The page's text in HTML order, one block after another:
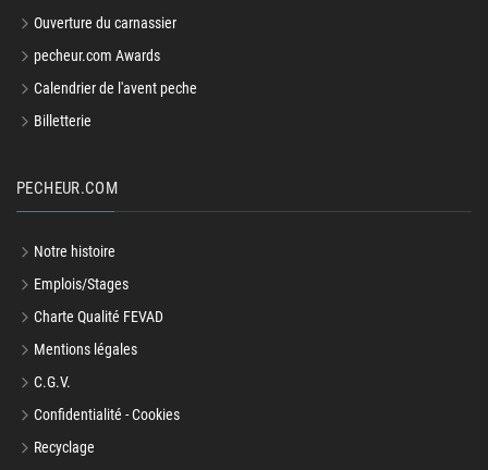
Ouverture du carnassier
pecheur.com Awards
Calendrier de l'avent peche
Billetterie
PECHEUR.COM
Notre histoire
Emplois/Stages
Charte Qualité FEVAD
Mentions légales
C.G.V.
Confidentialité - Cookies
Recyclage